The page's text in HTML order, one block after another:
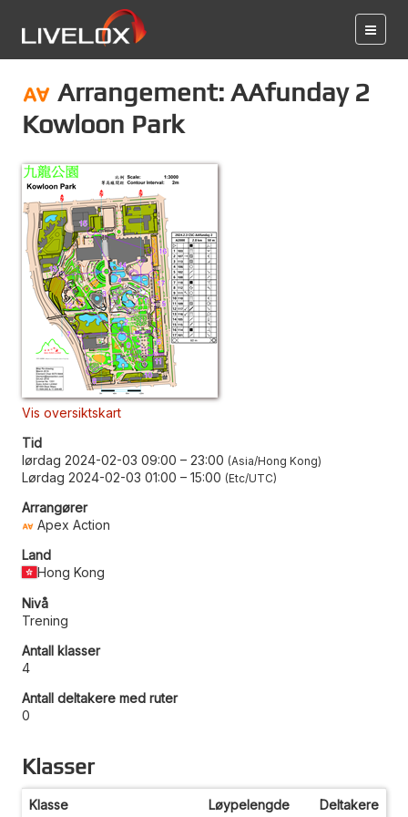
Arrangement: AAfunday 2
Kowloon Park
Vis oversiktskart
Tid
lørdag 2024-02-03 09:00 – 23:00 Asia/Hong Kong
Lørdag 2024-02-03 01:00 – 15:00 Etc/UTC
Arrangører
Apex Action
Land
Hong Kong
Nivå
Trening
Antall klasser
4
Antall deltakere med ruter
0
Klasser
Klasse Løypelengde Deltakere